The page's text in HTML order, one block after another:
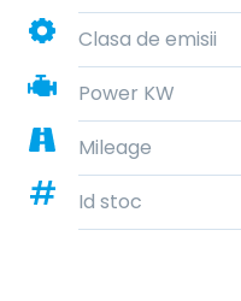
Clasa de emisii
Power KW
Mileage
Id stoc